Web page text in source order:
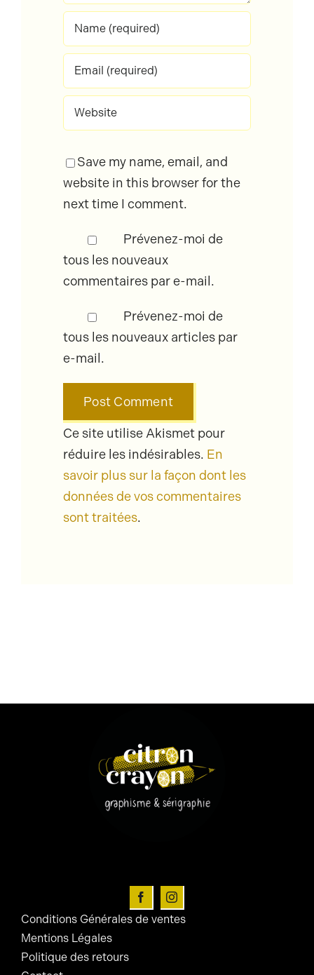
Save my name, email, and
website in this browser for the
next time I comment.
Prévenez-moi de
tous les nouveaux
commentaires par e-mail.
Prévenez-moi de
tous les nouveaux articles par
e-mail.
Ce site utilise Akismet pour
réduire les indésirables. En
savoir plus sur la façon dont les
données de vos commentaires
sont traitées.
Conditions Générales de ventes
Mentions Légales
Politique des retours